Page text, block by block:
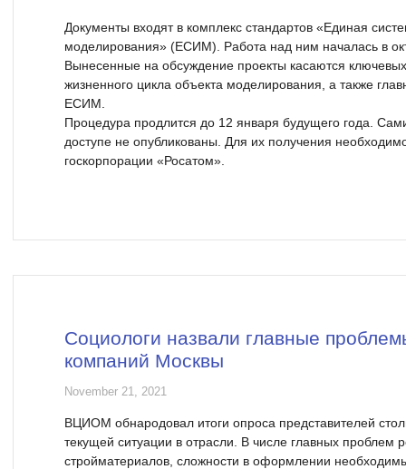
Документы входят в комплекс стандартов «Единая
моделирования» (ЕСИМ). Работа над ним началась в
Вынесенные на обсуждение проекты касаются
жизненного цикла объекта моделирования, а также
ЕСИМ.
Процедура продлится до 12 января будущего года.
доступе не опубликованы. Для их получения
госкорпорации «Росатом».
Социологи назвали главные
компаний Москвы
November 21, 2021
ВЦИОМ обнародовал итоги опроса представителей
текущей ситуации в отрасли. В числе главных проблем
стройматериалов, сложности в оформлении